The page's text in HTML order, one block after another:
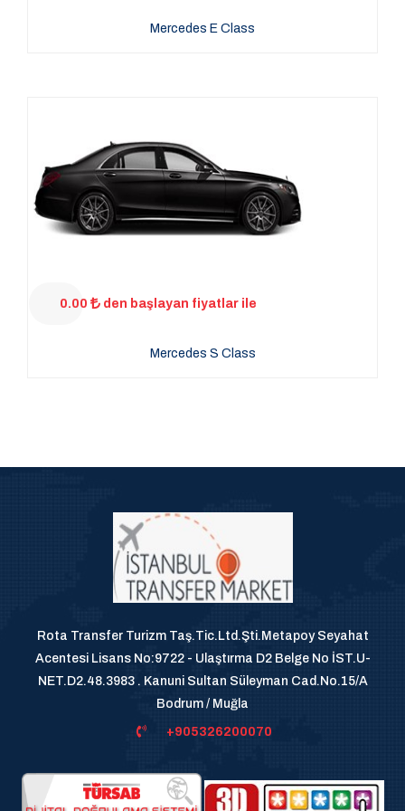
Mercedes E Class
0.00 den başlayan fiyatlar ile
Mercedes S Class
Rota Transfer Turizm Taş.Tic.Ltd.Şti.Metapoy Seyahat
Acentesi Lisans No:9722 - Ulaştırma D2 Belge No İST.U-
NET.D2.48.3983 . Kanuni Sultan Süleyman Cad.No.15/A
Bodrum / Muğla
+905326200070